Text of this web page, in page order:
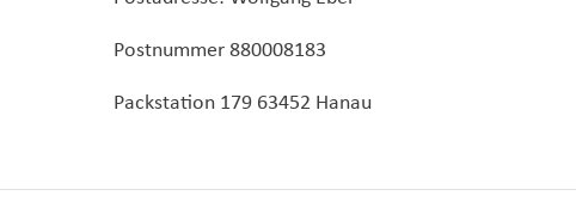
Postnummer 880008183
Packstation 179 63452 Hanau